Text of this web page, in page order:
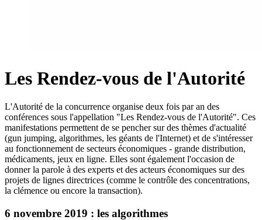
Les Rendez-vous de l'Autorité
L'Autorité de la concurrence organise deux fois par an des
conférences sous l'appellation "Les Rendez-vous de l'Autorité". Ces
manifestations permettent de se pencher sur des thèmes d'actualité
(gun jumping, algorithmes, les géants de l'Internet) et de s'intéresser
au fonctionnement de secteurs économiques - grande distribution,
médicaments, jeux en ligne. Elles sont également l'occasion de
donner la parole à des experts et des acteurs économiques sur des
projets de lignes directrices (comme le contrôle des concentrations,
la clémence ou encore la transaction).
6 novembre 2019 : les algorithmes